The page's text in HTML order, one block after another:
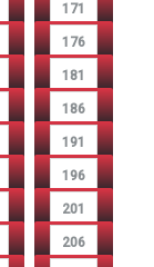
171
176
181
186
191
196
201
206